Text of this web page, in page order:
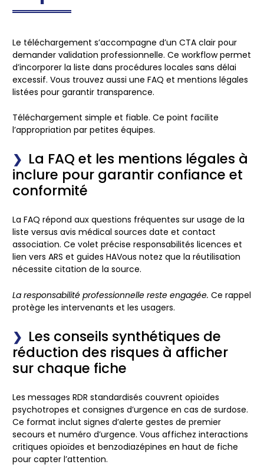
Le téléchargement s’accompagne d’un CTA clair pour
demander validation professionnelle. Ce workflow permet
d’incorporer la liste dans procédures locales sans délai
excessif. Vous trouvez aussi une FAQ et mentions légales
listées pour garantir transparence.
Téléchargement simple et fiable. Ce point facilite
l’appropriation par petites équipes.
La FAQ et les mentions légales à
inclure pour garantir confiance et
conformité
La FAQ répond aux questions fréquentes sur usage de la
liste versus avis médical sources date et contact
association. Ce volet précise responsabilités licences et
lien vers ARS et guides HAVous notez que la réutilisation
nécessite citation de la source.
La responsabilité professionnelle reste engagée. Ce rappel
protège les intervenants et les usagers.
Les conseils synthétiques de
réduction des risques à afficher
sur chaque fiche
Les messages RDR standardisés couvrent opioïdes
psychotropes et consignes d’urgence en cas de surdose.
Ce format inclut signes d’alerte gestes de premier
secours et numéro d’urgence. Vous affichez interactions
critiques opioïdes et benzodiazépines en haut de fiche
pour capter l’attention.